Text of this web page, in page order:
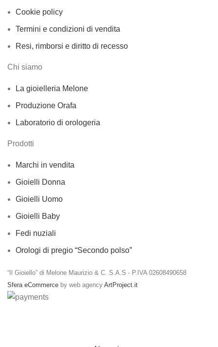
Cookie policy
Termini e condizioni di vendita
Resi, rimborsi e diritto di recesso
Chi siamo
La gioielleria Melone
Produzione Orafa
Laboratorio di orologeria
Prodotti
Marchi in vendita
Gioielli Donna
Gioielli Uomo
Gioielli Baby
Fedi nuziali
Orologi di pregio “Secondo polso”
“Il Gioiello” di Melone Maurizio & C. S.A.S - P.IVA 02608490658
Sfera eCommerce by web agency ArtProject.it